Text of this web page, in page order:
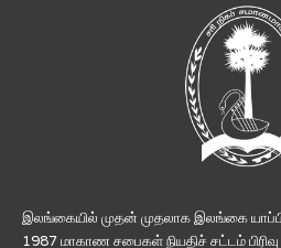
இலங்கையில் முதன் முதலாக இலங்கை
1987 மாகாண சபைகள் நியதிச் சட்டம்